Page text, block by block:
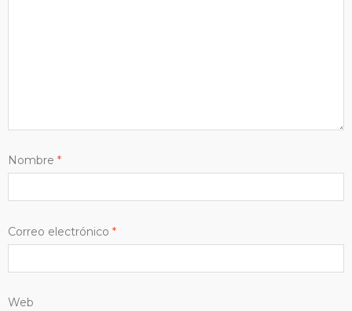
Nombre *
Correo electrónico *
Web